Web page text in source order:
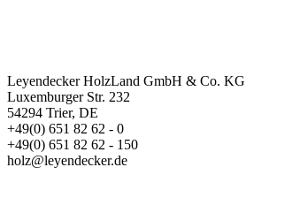
Leyendecker HolzLand GmbH & Co. KG
Luxemburger Str. 232
54294 Trier, DE
+49(0) 651 82 62 - 0
+49(0) 651 82 62 - 150
holz@leyendecker.de